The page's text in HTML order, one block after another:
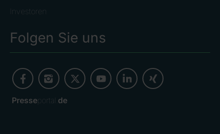
Investoren
Folgen Sie uns
Presseportal. de